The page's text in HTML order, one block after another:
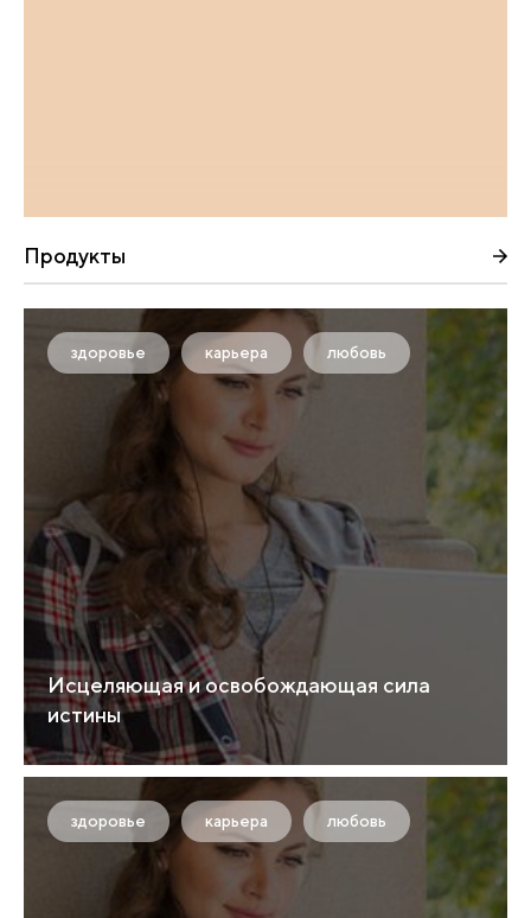
Продукты
здоровье карьера любовь
Исцеляющая и освобождающая сила
истины
здоровье карьера любовь